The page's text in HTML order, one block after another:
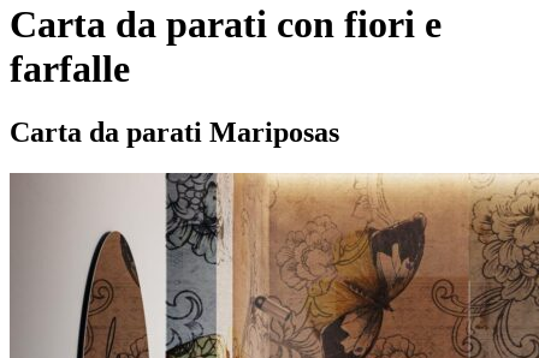
Carta da parati con fiori e
farfalle
Carta da parati Mariposas